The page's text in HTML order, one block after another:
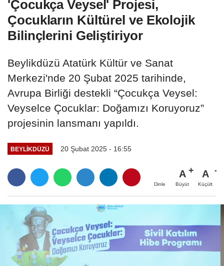
'Çocukça Veysel' Projesi,
Çocukların Kültürel ve Ekolojik
Bilinçlerini Geliştiriyor
Beylikdüzü Atatürk Kültür ve Sanat
Merkezi'nde 20 Şubat 2025 tarihinde,
Avrupa Birliği destekli “Çocukça Veysel:
Veyselce Çocuklar: Doğamızı Koruyoruz”
projesinin lansmanı yapıldı.
BEYLIKDÜZÜ 20 Şubat 2025 - 16:55
Dinle
A
Büyüt
A
Küçült